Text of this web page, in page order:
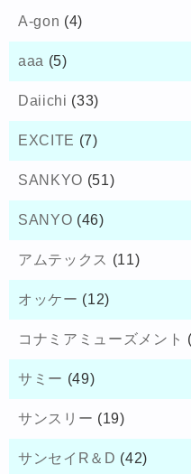
A-gon (4)
aaa (5)
Daiichi (33)
EXCITE (7)
SANKYO (51)
SANYO (46)
アムテックス (11)
オッケー (12)
コナミアミューズメント
サミー (49)
サンスリー (19)
サンセイR＆D (42)